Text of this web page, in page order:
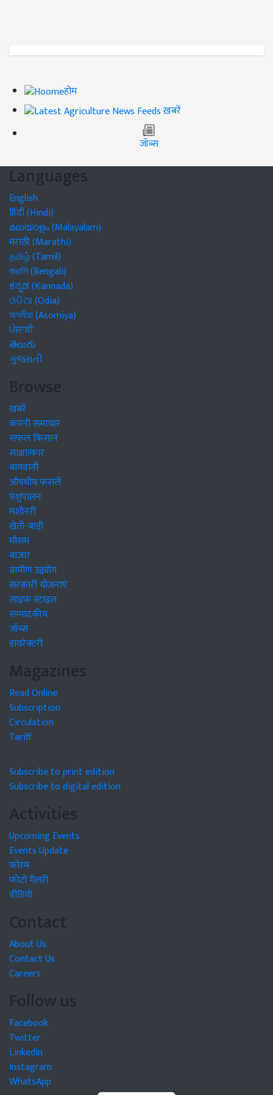
होम
ख़बरें
जॉब्स
Languages
English
हिंदी (Hindi)
മലയാളം (Malayalam)
मराठी (Marathi)
தமிழ் (Tamil)
বাঙালি (Bengali)
ಕನ್ನಡ (Kannada)
ଓଡିଆ (Odia)
অসমীয়া (Asomiya)
ਪੰਜਾਬੀ
తెలుగు
ગુજરાતી
Browse
खबरें
कंपनी समाचार
सफल किसान
साक्षात्कार
बागवानी
औषधीय फसलें
पशुपालन
मशीनरी
खेती-बाड़ी
मौसम
बाजार
ग्रामीण उद्द्योग
सरकारी योजनाएं
लाइफ स्टाइल
सम्पादकीय
जॉब्स
डायरेक्टरी
Magazines
Read Online
Subscription
Circulation
Tariff
Subscribe to print edition
Subscribe to digital edition
Activities
Upcoming Events
Events Update
फोरम
फोटो गैलरी
वीडियो
Contact
About Us
Contact Us
Careers
Follow us
Facebook
Twitter
LinkedIn
Instagram
WhatsApp